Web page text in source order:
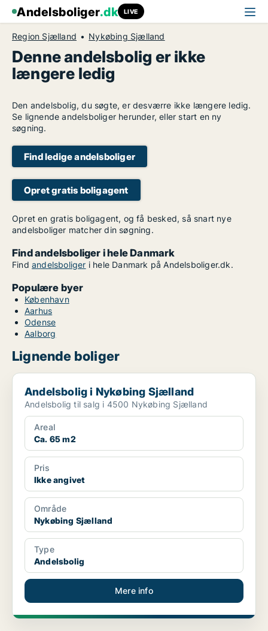
Andelsboliger.dk LIVE
Region Sjælland Nykøbing Sjælland
Denne andelsbolig er ikke
længere ledig
Den andelsbolig, du søgte, er desværre ikke længere ledig.
Se lignende andelsboliger herunder, eller start en ny
søgning.
Find ledige andelsboliger
Opret gratis boligagent
Opret en gratis boligagent, og få besked, så snart nye
andelsboliger matcher din søgning.
Find andelsboliger i hele Danmark
Find andelsboliger i hele Danmark på Andelsboliger.dk.
Populære byer
København
Aarhus
Odense
Aalborg
Lignende boliger
Andelsbolig i Nykøbing Sjælland
Andelsbolig i Nykøbing Sjælland
Andelsbolig til salg i 4500 Nykøbing Sjælland
Areal
Ca. 65 m2
Pris
Ikke angivet
Område
Nykøbing Sjælland
Type
Andelsbolig
Mere info